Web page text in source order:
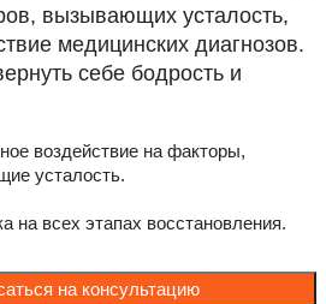
вызывающих усталость,
медицинских диагнозов.
себе бодрость и
воздействие на факторы,
усталость.
на всех этапах восстановления.
на консультацию